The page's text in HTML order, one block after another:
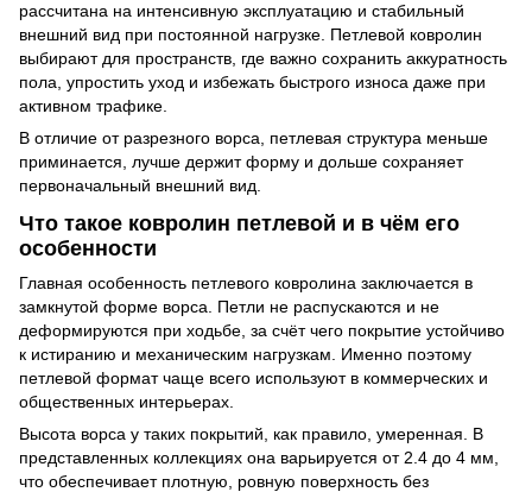
рассчитана на интенсивную эксплуатацию и стабильный
внешний вид при постоянной нагрузке. Петлевой ковролин
выбирают для пространств, где важно сохранить аккуратность
пола, упростить уход и избежать быстрого износа даже при
активном трафике.
В отличие от разрезного ворса, петлевая структура меньше
приминается, лучше держит форму и дольше сохраняет
первоначальный внешний вид.
Что такое ковролин петлевой и в чём его
особенности
Главная особенность петлевого ковролина заключается в
замкнутой форме ворса. Петли не распускаются и не
деформируются при ходьбе, за счёт чего покрытие устойчиво
к истиранию и механическим нагрузкам. Именно поэтому
петлевой формат чаще всего используют в коммерческих и
общественных интерьерах.
Высота ворса у таких покрытий, как правило, умеренная. В
представленных коллекциях она варьируется от 2.4 до 4 мм,
что обеспечивает плотную, ровную поверхность без